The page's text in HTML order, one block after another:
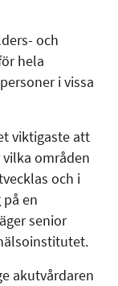
och
hela
i vissa
viktigaste att
områden
och i
en
senior
akutvårdaren